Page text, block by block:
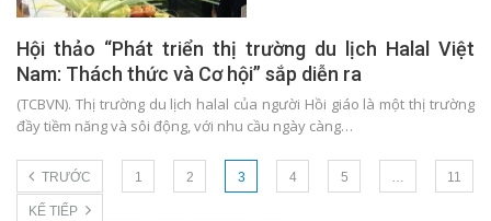
Hội thảo “Phát triển thị trường du lịch Halal Việt
Nam: Thách thức và Cơ hội” sắp diễn ra
(TCBVN). Thị trường du lịch halal của người Hồi giáo là một thị trường
đầy tiềm năng và sôi động, với nhu cầu ngày càng…
TRƯỚC 1 2 3 4 5 … 11
KẾ TIẾP